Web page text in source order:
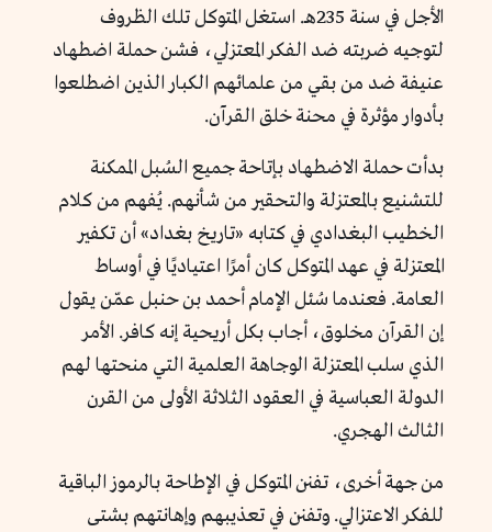
الأجل في سنة 235هـ. استغل المتوكل تلك الظروف
لتوجيه ضربته ضد الفكر المعتزلي، فشن حملة اضطهاد
عنيفة ضد من بقي من علمائهم الكبار الذين اضطلعوا
بأدوار مؤثرة في محنة خلق القرآن.
بدأت حملة الاضطهاد بإتاحة جميع السُبل الممكنة
للتشنيع بالمعتزلة والتحقير من شأنهم. يُفهم من كلام
الخطيب البغدادي في كتابه «تاريخ بغداد» أن تكفير
المعتزلة في عهد المتوكل كان أمرًا اعتياديًا في أوساط
العامة. فعندما سُئل الإمام أحمد بن حنبل عمّن يقول
إن القرآن مخلوق، أجاب بكل أريحية إنه كافر. الأمر
الذي سلب المعتزلة الوجاهة العلمية التي منحتها لهم
الدولة العباسية في العقود الثلاثة الأولى من القرن
الثالث الهجري.
من جهة أخرى، تفنن المتوكل في الإطاحة بالرموز الباقية
للفكر الاعتزالي. وتفنن في تعذيبهم وإهانتهم بشتى